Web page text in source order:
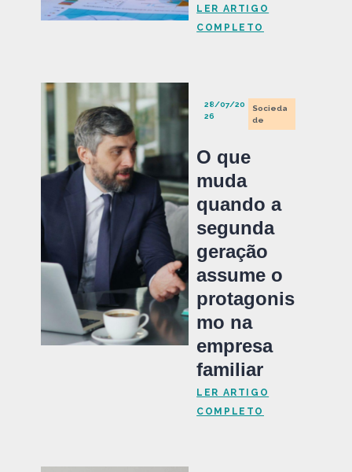
LER ARTIGO
COMPLETO
28/07/20
26
Socieda
de
O que
muda
quando a
segunda
geração
assume o
protagonis
mo na
empresa
familiar
LER ARTIGO
COMPLETO